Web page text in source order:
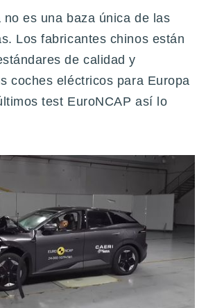
no es una baza única de las
Los fabricantes chinos están
de calidad y
coches eléctricos para Europa
test EuroNCAP así lo